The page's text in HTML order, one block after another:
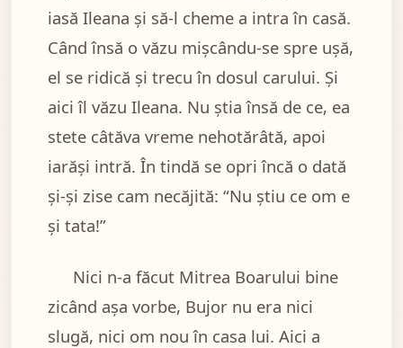
iasă Ileana și să-l cheme a intra în casă.
Când însă o văzu mișcându-se spre ușă,
el se ridică și trecu în dosul carului. Și
aici îl văzu Ileana. Nu știa însă de ce, ea
stete câtăva vreme nehotărâtă, apoi
iarăși intră. În tindă se opri încă o dată
și-și zise cam necăjită: “Nu știu ce om e
și tata!”
Nici n-a făcut Mitrea Boarului bine
zicând așa vorbe, Bujor nu era nici
slugă, nici om nou în casa lui. Aici a